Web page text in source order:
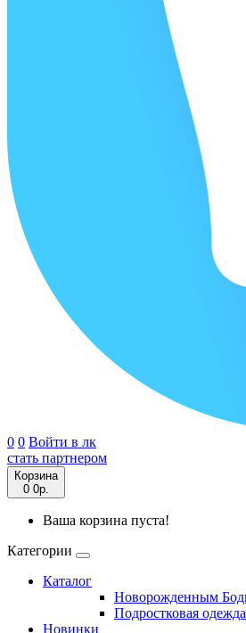
0 0 Войти в лк
стать партнером
Корзина
0 0р.
Ваша корзина пуста!
Категории
Каталог
Новорожденным
Подростковая одежда
Новинки